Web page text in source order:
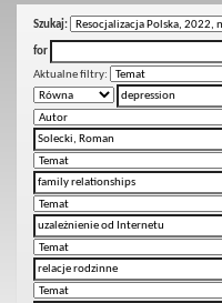
Szukaj:
for
Aktualne filtry: